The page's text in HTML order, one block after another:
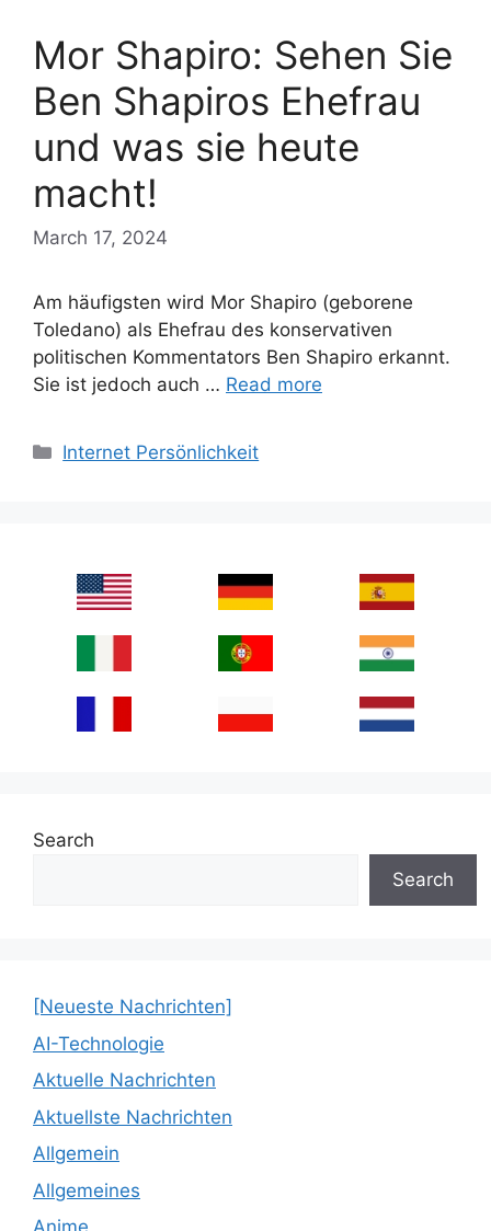
Mor Shapiro: Sehen Sie
Ben Shapiros Ehefrau
und was sie heute
macht!
March 17, 2024
Am häufigsten wird Mor Shapiro (geborene
Toledano) als Ehefrau des konservativen
politischen Kommentators Ben Shapiro erkannt.
Sie ist jedoch auch … Read more
Categories
Internet Persönlichkeit
Search
Search
[Neueste Nachrichten]
AI-Technologie
Aktuelle Nachrichten
Aktuellste Nachrichten
Allgemein
Allgemeines